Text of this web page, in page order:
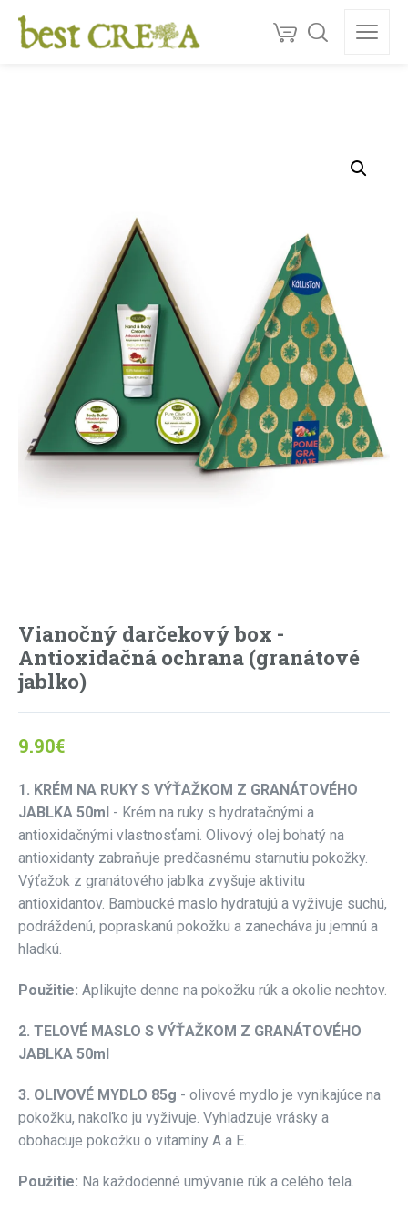
Vianočný darčekový box -
Antioxidačná ochrana (granátové
jablko)
9.90€
1. KRÉM NA RUKY S VÝŤAŽKOM Z GRANÁTOVÉHO
JABLKA 50ml - Krém na ruky s hydratačnými a
antioxidačnými vlastnosťami. Olivový olej bohatý na
antioxidanty zabraňuje predčasnému starnutiu pokožky.
Výťažok z granátového jablka zvyšuje aktivitu
antioxidantov. Bambucké maslo hydratujú a vyživuje suchú,
podráždenú, popraskanú pokožku a zanecháva ju jemnú a
hladkú.
Použitie: Aplikujte denne na pokožku rúk a okolie nechtov.
2. TELOVÉ MASLO S VÝŤAŽKOM Z GRANÁTOVÉHO
JABLKA 50ml
3. OLIVOVÉ MYDLO 85g - olivové mydlo je vynikajúce na
pokožku, nakoľko ju vyživuje. Vyhladzuje vrásky a
obohacuje pokožku o vitamíny A a E.
Použitie: Na každodenné umývanie rúk a celého tela.